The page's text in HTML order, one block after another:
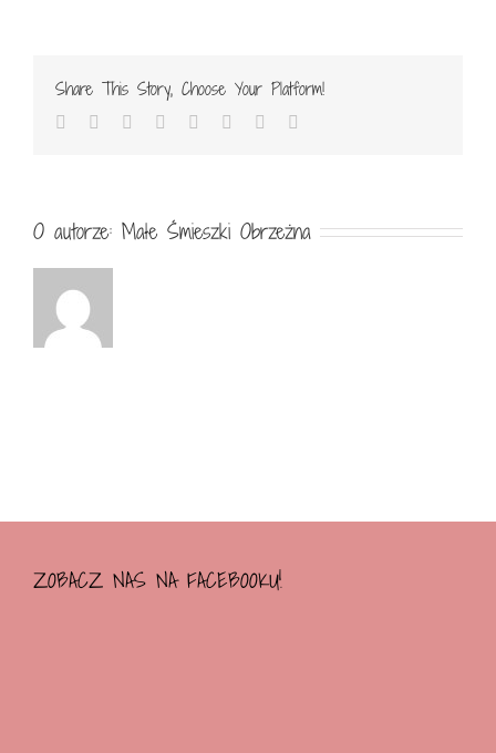
Share This Story, Choose Your Platform!
Facebook
TwitterReddit LinkedIn
TumblrPinterest
O autorze: Małe Śmieszki Obrzeżna
ZOBACZ NAS NA FACEBOOKU!